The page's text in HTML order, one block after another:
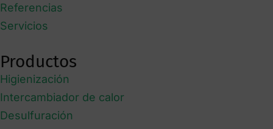
Referencias
Servicios
Productos
Higienización
Intercambiador de calor
Desulfuración